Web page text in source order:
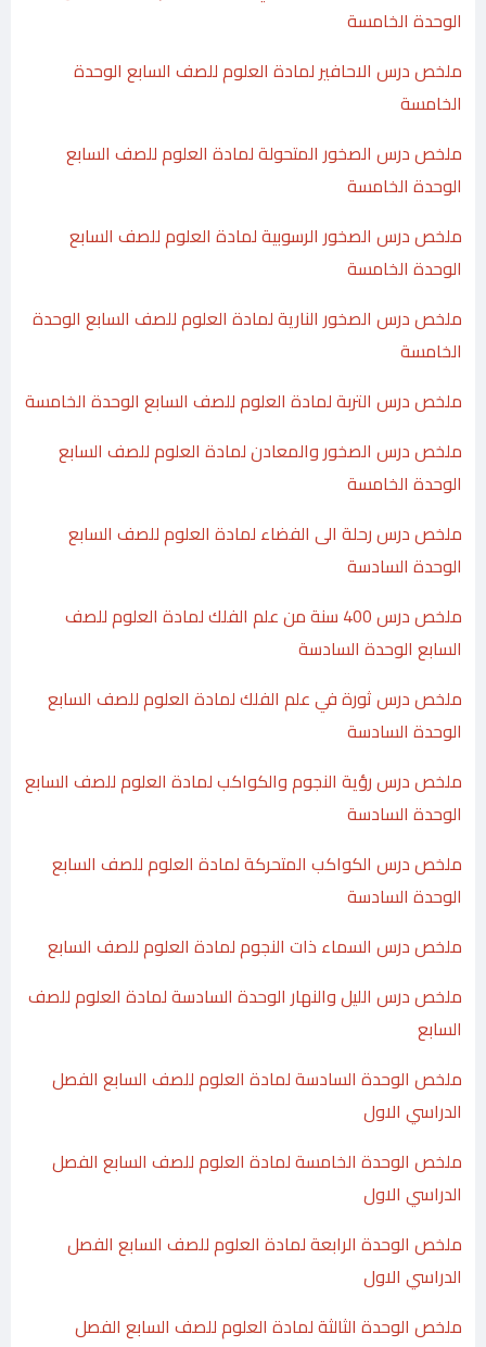
الوحدة الخامسة
ملخص درس الاحافير لمادة العلوم للصف السابع الوحدة
الخامسة
ملخص درس الصخور المتحولة لمادة العلوم للصف السابع
الوحدة الخامسة
ملخص درس الصخور الرسوبية لمادة العلوم للصف السابع
الوحدة الخامسة
ملخص درس الصخور النارية لمادة العلوم للصف السابع الوحدة
الخامسة
ملخص درس التربة لمادة العلوم للصف السابع الوحدة الخامسة
ملخص درس الصخور والمعادن لمادة العلوم للصف السابع
الوحدة الخامسة
ملخص درس رحلة الى الفضاء لمادة العلوم للصف السابع
الوحدة السادسة
ملخص درس 400 سنة من علم الفلك لمادة العلوم للصف
السابع الوحدة السادسة
ملخص درس ثورة في علم الفلك لمادة العلوم للصف السابع
الوحدة السادسة
ملخص درس رؤية النجوم والكواكب لمادة العلوم للصف السابع
الوحدة السادسة
ملخص درس الكواكب المتحركة لمادة العلوم للصف السابع
الوحدة السادسة
ملخص درس السماء ذات النجوم لمادة العلوم للصف السابع
ملخص درس الليل والنهار الوحدة السادسة لمادة العلوم للصف
السابع
ملخص الوحدة السادسة لمادة العلوم للصف السابع الفصل
الدراسي الاول
ملخص الوحدة الخامسة لمادة العلوم للصف السابع الفصل
الدراسي الاول
ملخص الوحدة الرابعة لمادة العلوم للصف السابع الفصل
الدراسي الاول
ملخص الوحدة الثالثة لمادة العلوم للصف السابع الفصل